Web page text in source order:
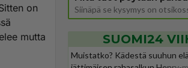
on
mutta
SUOMI24
Muistatko? Kädestä suuhun